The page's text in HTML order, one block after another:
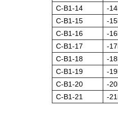
C-В1-14
-
C-В1-15
-
C-В1-16
-
C-В1-17
-
C-В1-18
-
C-В1-19
-
C-В1-20
-
C-В1-21
-